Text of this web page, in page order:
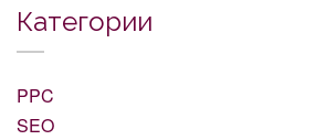
Категории
PPC
SEO